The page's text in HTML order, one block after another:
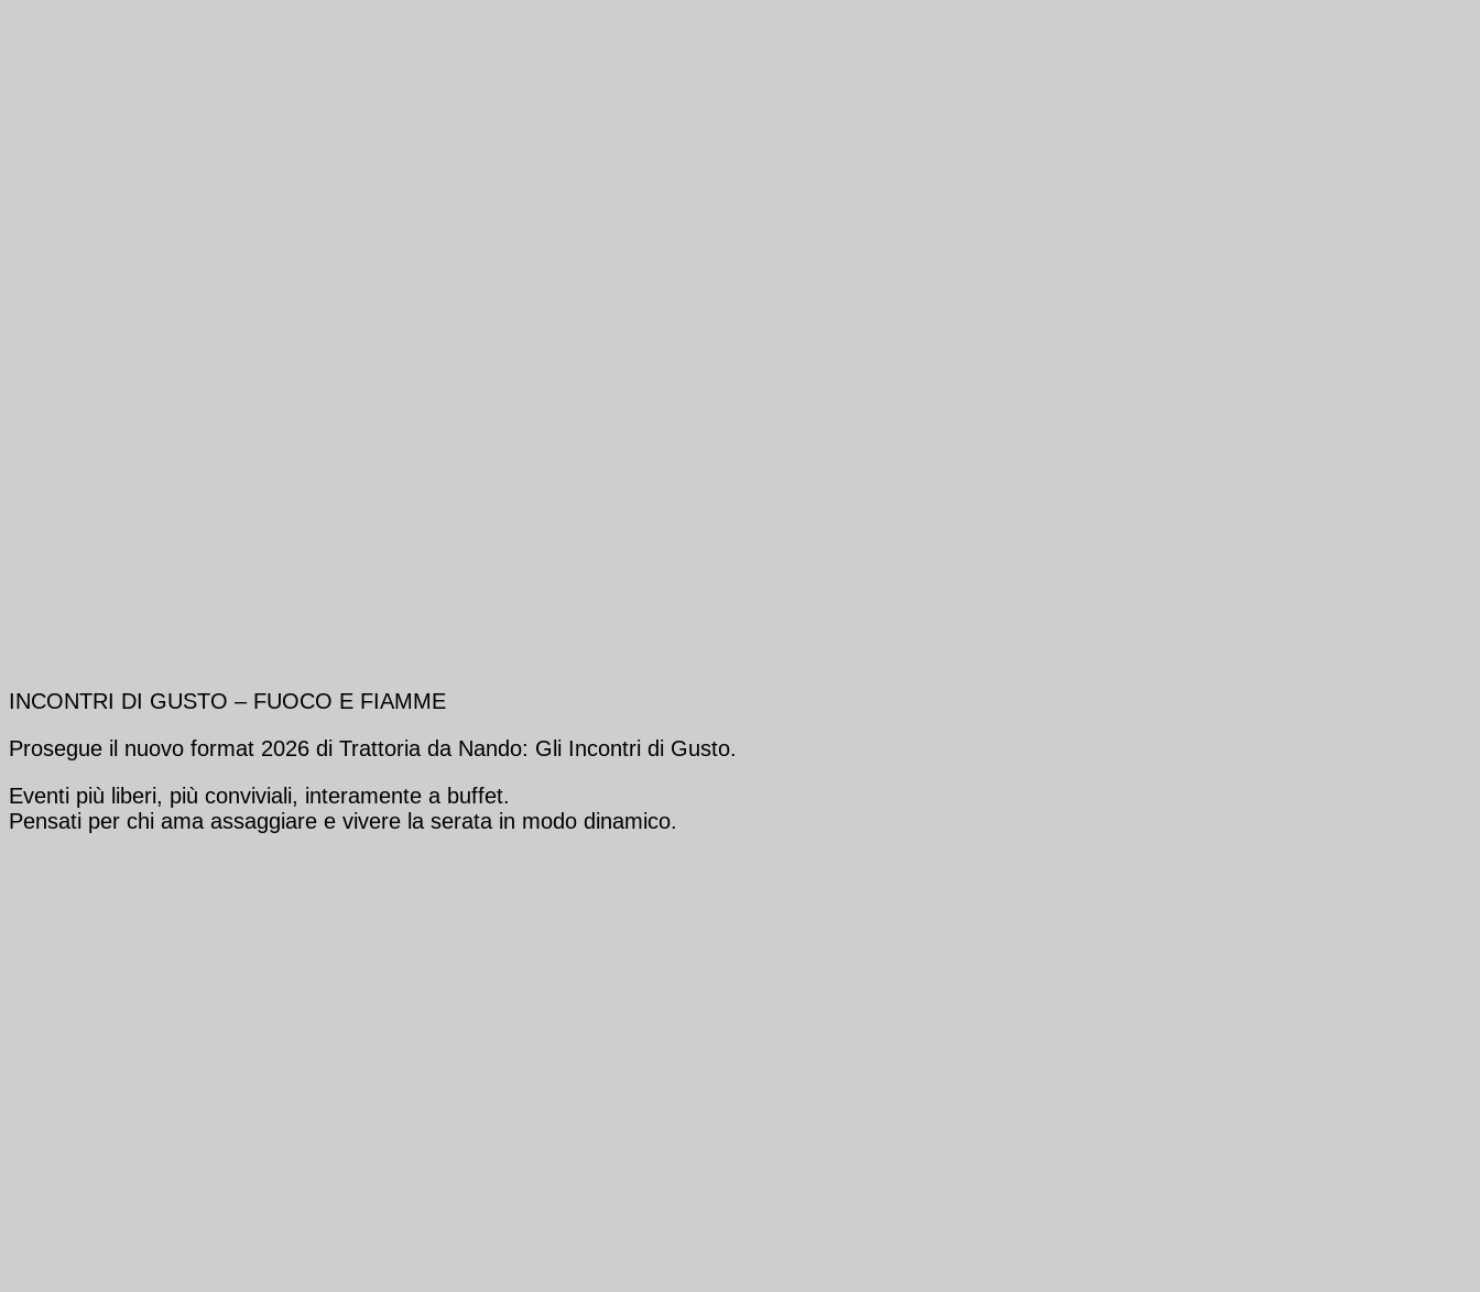
INCONTRI DI GUSTO – FUOCO E FIAMME
Prosegue il nuovo format 2026 di Trattoria da Nando: Gli Incontri di Gusto.
Eventi più liberi, più conviviali, interamente a buffet.
Pensati per chi ama assaggiare e vivere la serata in modo dinamico.